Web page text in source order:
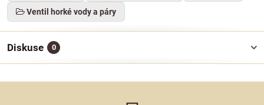
Ventil horké vody a páry
Diskuse 0